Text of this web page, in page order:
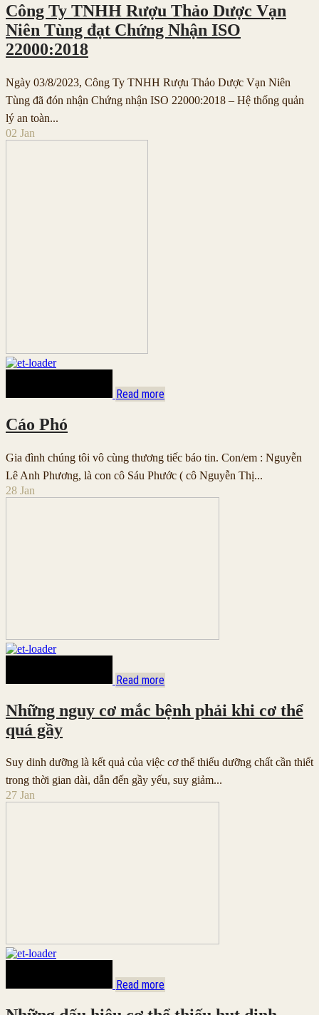
Công Ty TNHH Rượu Thảo Dược Vạn
Niên Tùng đạt Chứng Nhận ISO
22000:2018
Ngày 03/8/2023, Công Ty TNHH Rượu Thảo Dược Vạn Niên
Tùng đã đón nhận Chứng nhận ISO 22000:2018 – Hệ thống quản
lý an toàn...
02 Jan
Read more
Cáo Phó
Gia đình chúng tôi vô cùng thương tiếc báo tin. Con/em : Nguyễn
Lê Anh Phương, là con cô Sáu Phước ( cô Nguyễn Thị...
28 Jan
Read more
Những nguy cơ mắc bệnh phải khi cơ thể
quá gầy
Suy dinh dưỡng là kết quả của việc cơ thể thiếu dưỡng chất cần thiết
trong thời gian dài, dẫn đến gầy yếu, suy giảm...
27 Jan
Read more